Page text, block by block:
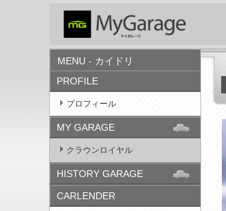
MENU - カイドリ
PROFILE
プロフィール
MY GARAGE
クラウンロイヤル
HISTORY GARAGE
CARLENDER